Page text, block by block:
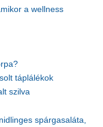
a wellness
táplálékok
szilva
spárgasaláta,